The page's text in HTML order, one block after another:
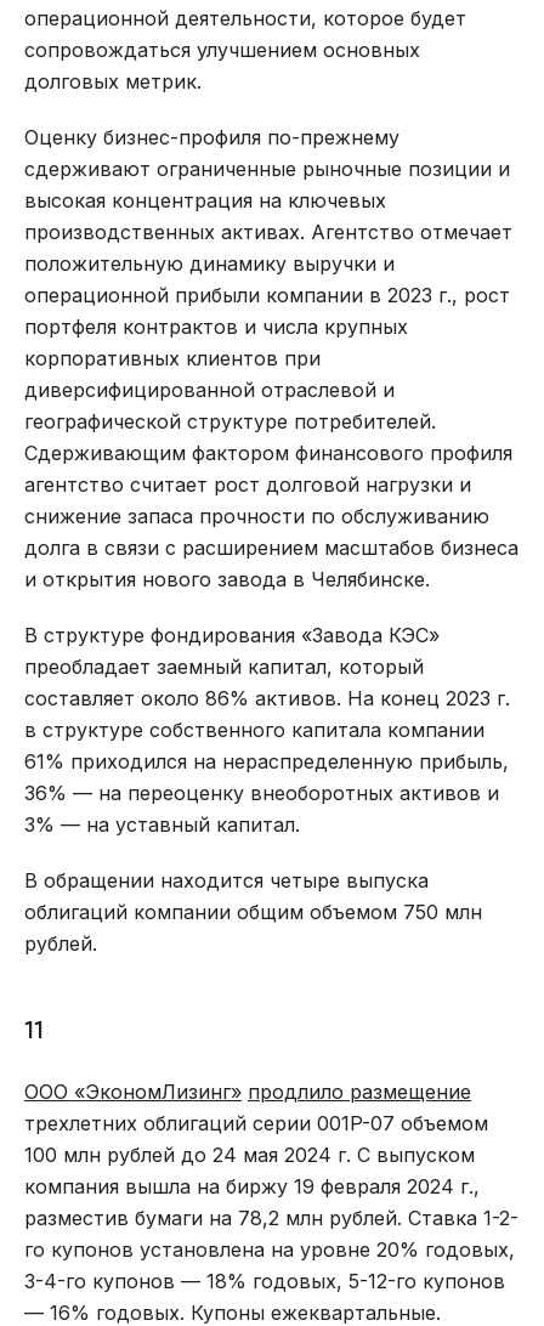
операционной деятельности, которое будет
сопровождаться улучшением основных
долговых метрик.
Оценку бизнес-профиля по-прежнему
сдерживают ограниченные рыночные позиции и
высокая концентрация на ключевых
производственных активах. Агентство отмечает
положительную динамику выручки и
операционной прибыли компании в 2023 г., рост
портфеля контрактов и числа крупных
корпоративных клиентов при
диверсифицированной отраслевой и
географической структуре потребителей.
Сдерживающим фактором финансового профиля
агентство считает рост долговой нагрузки и
снижение запаса прочности по обслуживанию
долга в связи с расширением масштабов бизнеса
и открытия нового завода в Челябинске.
В структуре фондирования «Завода КЭС»
преобладает заемный капитал, который
составляет около 86% активов. На конец 2023 г.
в структуре собственного капитала компании
61% приходился на нераспределенную прибыль,
36% — на переоценку внеоборотных активов и
3% — на уставный капитал.
В обращении находится четыре выпуска
облигаций компании общим объемом 750 млн
рублей.
11
ООО «ЭкономЛизинг» продлило размещение
трехлетних облигаций серии 001P-07 объемом
100 млн рублей до 24 мая 2024 г. С выпуском
компания вышла на биржу 19 февраля 2024 г.,
разместив бумаги на 78,2 млн рублей. Ставка 1-2-
го купонов установлена на уровне 20% годовых,
3-4-го купонов — 18% годовых, 5-12-го купонов
— 16% годовых. Купоны ежеквартальные.